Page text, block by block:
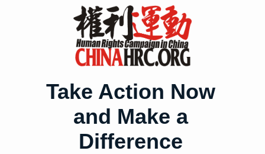
Take Action Now
and Make a
Difference